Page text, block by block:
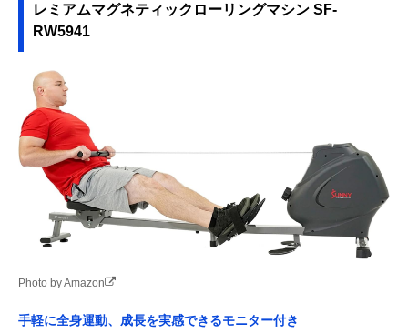
レミアムマグネティックローリングマシン SF-
RW5941
Photo by Amazon
手軽に全身運動、成長を実感できるモニター付き